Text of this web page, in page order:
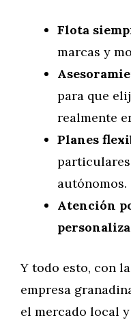
Flota
marcas y
para que
realmente
Planes
particulares
autónomos.
Atención
Y todo esto, con
empresa
el mercado local